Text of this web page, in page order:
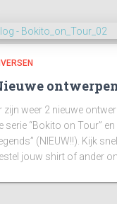
zijn weer 2 nieuwe
serie “Bokito on Tour”
(NIEUW!!). Kijk
jouw shirt of ander